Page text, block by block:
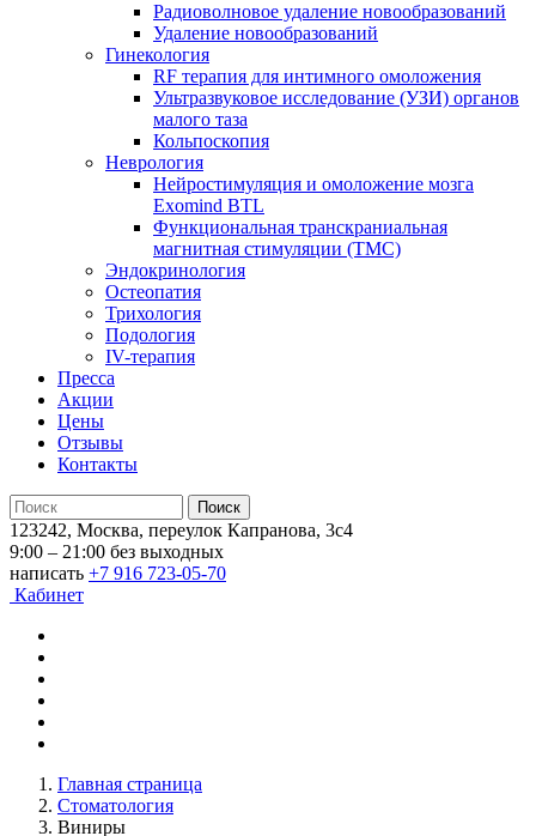
Радиоволновое удаление новообразований
Удаление новообразований
Гинекология
RF терапия для интимного омоложения
Ультразвуковое исследование (УЗИ) органов
малого таза
Кольпоскопия
Неврология
Нейростимуляция и омоложение мозга
Exomind BTL
Функциональная транскраниальная
магнитная стимуляции (ТМС)
Эндокринология
Остеопатия
Трихология
Подология
IV-терапия
Пресса
Акции
Цены
Отзывы
Контакты
123242, Москва, переулок Капранова, 3с4
9:00 – 21:00 без выходных
написать +7 916 723-05-70
Кабинет
Главная страница
Стоматология
Виниры